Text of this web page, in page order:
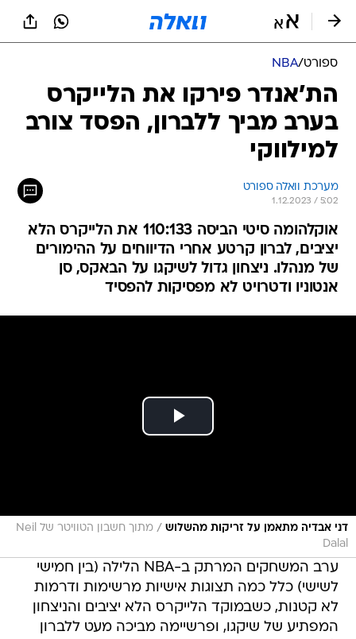
ספורט/
NBA
הת'אנדר פירקו את הלייקרס
בערב מביך ללברון, הפסד צורב
למילווקי
מערכת וואלה ספורט
1.12.2023 / 5:02
אוקלהומה סיטי הביסה 110:133 את הלייקרס הלא
יציבים, לברון קרטע אחרי הדיווחים על ההימורים
של מנהלו. ניצחון גדול לשיקגו על הבאקס, סן
אנטוניו ודטרויט לא מפסיקות להפסיד
דני אבדיה מתאמן על זריקות מהשלוש /
מתוך חשבון הטוויטר של Neil
Dalal
ערב המשחקים המרתק ב-NBA הלילה (בין חמישי
לשישי) כלל כמה תצוגות אישיות מרשימות ודרמות
לא קטנות, כשבמוקד הלייקרס הלא יציבים והניצחון
המפתיע של שיקגו, ופרשיימה מביכה מעט ללברון